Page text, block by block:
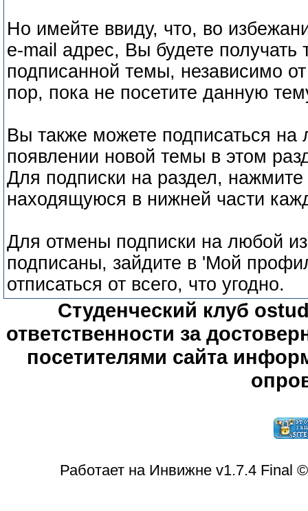
Но имейте ввиду, что, во
e-mail адрес, Вы будете
подписанной темы, независимо
пор, пока не посетите данную
Вы также можете подписаться
появлении новой темы в этом
Для подписки на раздел,
находящуюся в нижней части
Для отмены подписки на любой
подписаны, зайдите в 'Мой
отписаться от всего, что угодно.
Студенческий клуб
ответственности за
посетителями сайта
Работает на Инвижне v1.7.4 Final